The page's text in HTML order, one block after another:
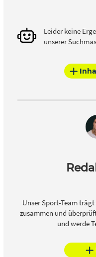
Leider keine
unserer
Unser Sport-Team
zusammen und
und werde